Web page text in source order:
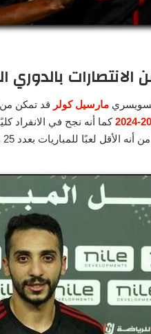
بالدوري المصري
مارسيل كولر
كما أنه نجح في الانفراد